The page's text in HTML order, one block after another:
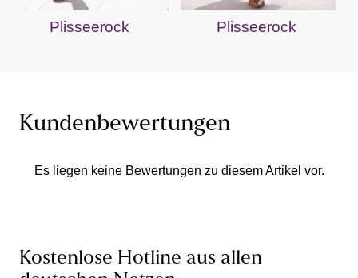
Plisseerock Plisseerock
Kundenbewertungen
Es liegen keine Bewertungen zu diesem Artikel vor.
Kostenlose Hotline aus allen